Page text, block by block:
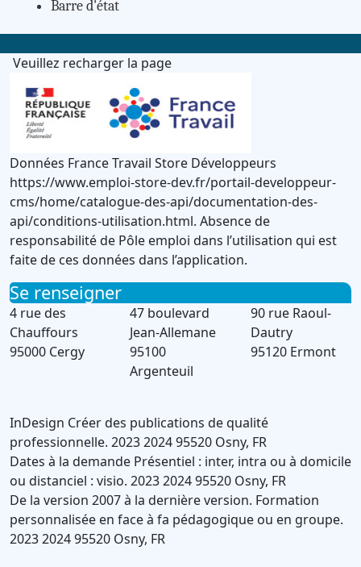
Barre d'état
Veuillez recharger la page
Données France Travail Store Développeurs
https://www.emploi-store-dev.fr/portail-developpeur-
cms/home/catalogue-des-api/documentation-des-
api/conditions-utilisation.html. Absence de
responsabilité de Pôle emploi dans l’utilisation qui est
faite de ces données dans l’application.
Se renseigner
4 rue des
Chauffours
95000 Cergy
47 boulevard
Jean-Allemane
95100
Argenteuil
90 rue Raoul-
Dautry
95120 Ermont
InDesign Créer des publications de qualité
professionnelle. 2023202495520 Osny, FR
Dates à la demande Présentiel : inter, intra ou à domicile
ou distanciel : visio. 2023202495520 Osny, FR
De la version 2007 à la dernière version. Formation
personnalisée en face à fa pédagogique ou en groupe.
2023202495520 Osny, FR